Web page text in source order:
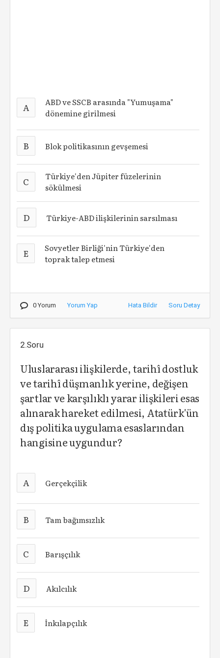
A
ABD ve SSCB arasında "Yumuşama"
dönemine girilmesi
B Blok politikasının gevşemesi
C
Türkiye'den Jüpiter füzelerinin
sökülmesi
D Türkiye-ABD ilişkilerinin sarsılması
E
Sovyetler Birliği'nin Türkiye'den
toprak talep etmesi
0 Yorum Yorum Yap Hata Bildir Soru Detay
2.Soru
Uluslararası ilişkilerde, tarihî dostluk
ve tarihî düşmanlık yerine, değişen
şartlar ve karşılıklı yarar ilişkileri esas
alınarak hareket edilmesi, Atatürk'ün
dış politika uygulama esaslarından
hangisine uygundur?
A Gerçekçilik
B Tam bağımsızlık
C Barışçılık
D Akılcılık
E İnkılapçılık